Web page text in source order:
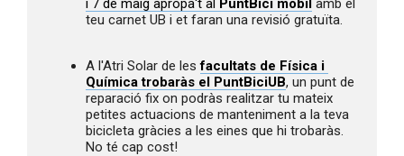
i 7 de maig apropa't al PuntBici mòbil amb el
teu carnet UB i et faran una revisió gratuïta.
A l'Atri Solar de les facultats de Física i
Química trobaràs el PuntBiciUB, un punt de
reparació fix on podràs realitzar tu mateix
petites actuacions de manteniment a la teva
bicicleta gràcies a les eines que hi trobaràs.
No té cap cost!